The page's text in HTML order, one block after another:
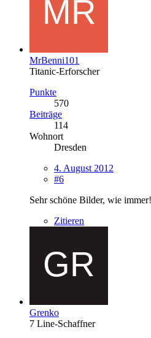
MrBenni101
Titanic-Erforscher
Punkte
570
Beiträge
114
Wohnort
Dresden
4. August 2012
#6
Sehr schöne Bilder, wie
Zitieren
Grenko
7 Line-Schaffner